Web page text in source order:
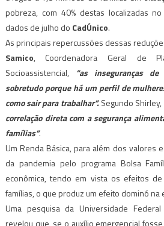
pobreza, com 40% destas localizadas
dados de julho do CadÚnico.
As principais repercussões dessas
Samico, Coordenadora Geral de
Socioassistencial, “as inseguranças
sobretudo porque há um perfil de
como sair para trabalhar”.Segundo
correlação direta com a segurança
famílias”.
Um Renda Básica, para além dos valores
da pandemia pelo programa Bolsa
econômica, tendo em vista os efeitos
famílias, o que produz um efeito dominó na
Uma pesquisa da Universidade
revelou que, se o auxílio emergencial